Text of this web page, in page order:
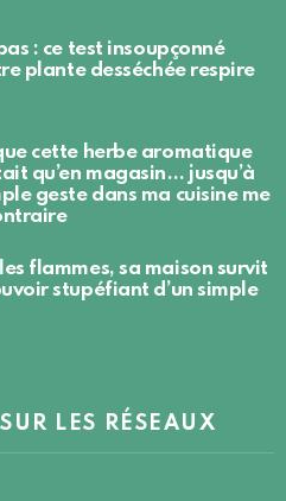
: ce test insoupçonné
plante desséchée respire
cette herbe aromatique
qu’en magasin… jusqu’à
geste dans ma cuisine me
flammes, sa maison survit
stupéfiant d’un simple
LES RÉSEAUX